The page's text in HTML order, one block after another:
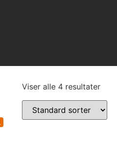
Viser alle 4 resultater